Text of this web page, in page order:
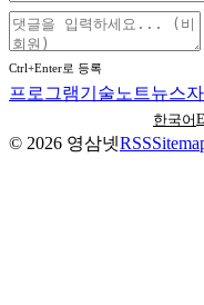
Ctrl+Enter로 등록
프로그램기술노트뉴스
한국어
© 2026 영삼넷RSS